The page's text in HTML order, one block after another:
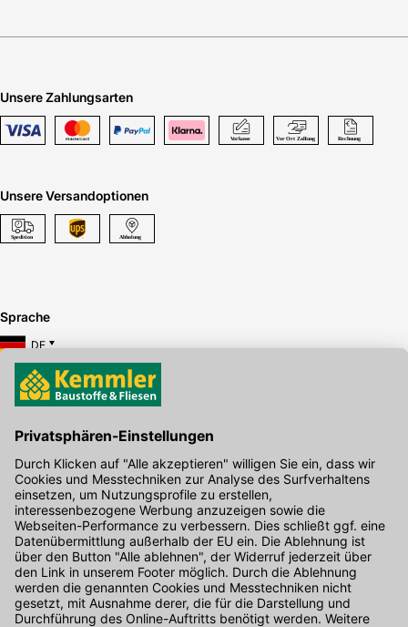
Unsere Zahlungsarten
Unsere Versandoptionen
Sprache
DE
Hier gibt's die kostenlose App
Kontakt
Unser Onlineshop Team ist montags bis freitags von 08:00 - 17:00
Uhr unter der Telefonnummer07071 / 151-151für Sie erreichbar.